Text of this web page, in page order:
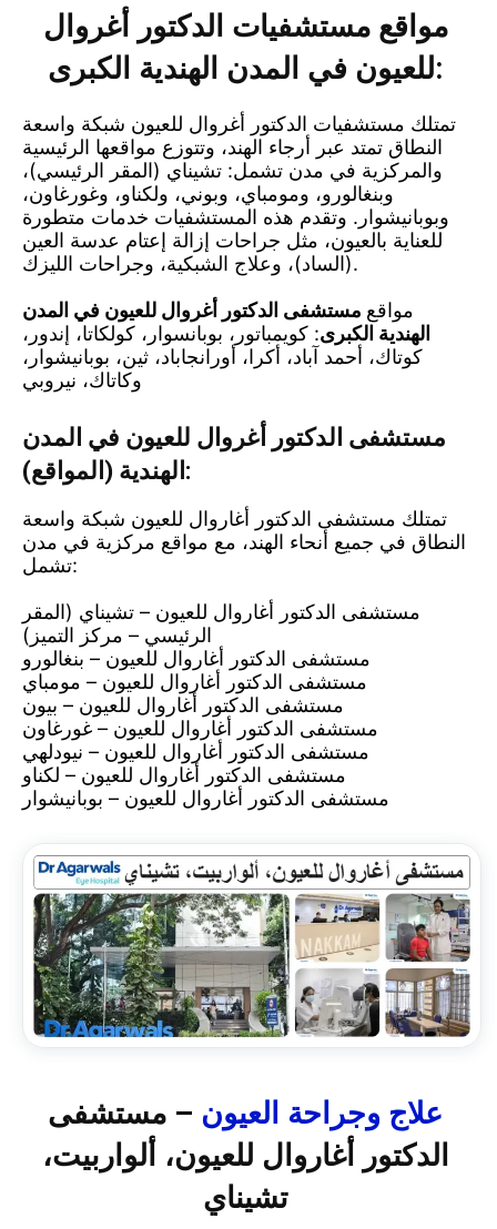
مواقع مستشفيات الدكتور أغروال
للعيون في المدن الهندية الكبرى:
تمتلك مستشفيات الدكتور أغروال للعيون شبكة واسعة
النطاق تمتد عبر أرجاء الهند، وتتوزع مواقعها الرئيسية
والمركزية في مدن تشمل: تشيناي (المقر الرئيسي)،
وبنغالورو، ومومباي، وبوني، ولكناو، وغورغاون،
وبوبانيشوار. وتقدم هذه المستشفيات خدمات متطورة
للعناية بالعيون، مثل جراحات إزالة إعتام عدسة العين
(الساد)، وعلاج الشبكية، وجراحات الليزك.
مواقع مستشفى الدكتور أغروال للعيون في المدن
الهندية الكبرى: كويمباتور، بوبانسوار، كولكاتا، إندور،
كوتاك، أحمد آباد، أكرا، أورانجاباد، ثين، بوبانيشوار،
وكاتاك، نيروبي
مستشفى الدكتور أغروال للعيون في المدن
الهندية (المواقع):
تمتلك مستشفى الدكتور أغاروال للعيون شبكة واسعة
النطاق في جميع أنحاء الهند، مع مواقع مركزية في مدن
تشمل:
مستشفى الدكتور أغاروال للعيون – تشيناي (المقر
الرئيسي – مركز التميز)
مستشفى الدكتور أغاروال للعيون – بنغالورو
مستشفى الدكتور أغاروال للعيون – مومباي
مستشفى الدكتور أغاروال للعيون – بيون
مستشفى الدكتور أغاروال للعيون – غورغاون
مستشفى الدكتور أغاروال للعيون – نيودلهي
مستشفى الدكتور أغاروال للعيون – لكناو
مستشفى الدكتور أغاروال للعيون – بوبانيشوار
علاج وجراحة العيون – مستشفى
الدكتور أغاروال للعيون، ألواربيت،
تشيناي